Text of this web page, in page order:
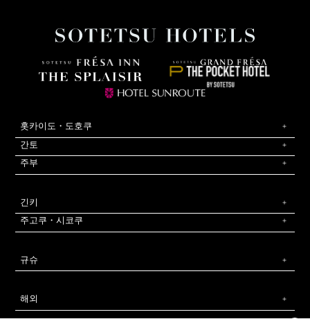
홋카이도・도호쿠
간토
주부
긴키
주고쿠・시코쿠
규슈
해외